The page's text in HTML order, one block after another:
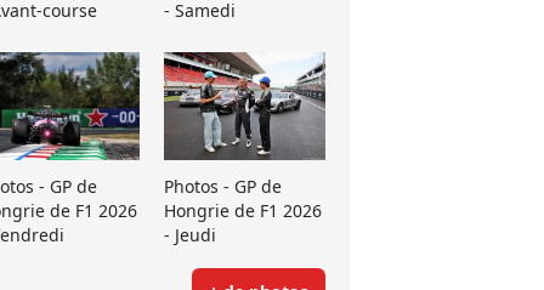
course
- Samedi
- GP de
de F1 2026
Photos - GP de
Hongrie de F1 2026
- Jeudi